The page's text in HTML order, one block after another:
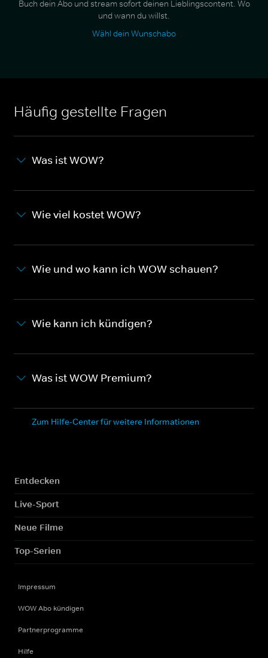
Buch dein Abo und stream sofort deinen Lieblingscontent. Wo
und wann du willst.
Wähl dein Wunschabo
Häufig gestellte Fragen
Was ist WOW?
Wie viel kostet WOW?
Wie und wo kann ich WOW schauen?
Wie kann ich kündigen?
Was ist WOW Premium?
Zum Hilfe-Center für weitere Informationen
Entdecken
Live-Sport
Neue Filme
Top-Serien
Impressum
WOW Abo kündigen
Partnerprogramme
Hilfe